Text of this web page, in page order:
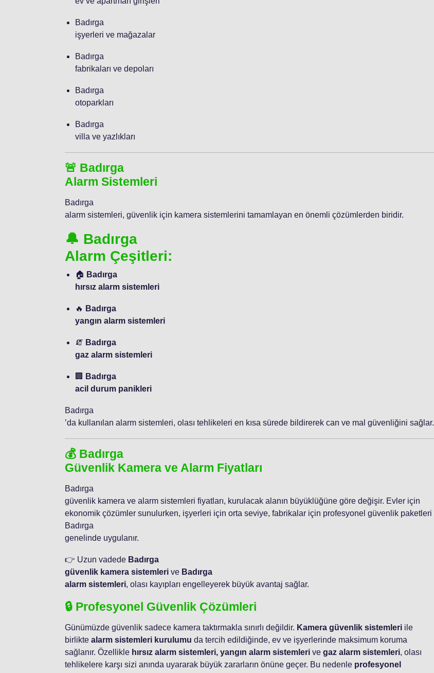
Badırga
işyerleri ve mağazalar
Badırga
fabrikaları ve depoları
Badırga
otoparkları
Badırga
villa ve yazlıkları
🚨 Badırga
Alarm Sistemleri
Badırga
alarm sistemleri, güvenlik için kamera sistemlerini tamamlayan en önemli çözümlerden biridir.
🔔 Badırga
Alarm Çeşitleri:
🏠 Badırga
hırsız alarm sistemleri
🔥 Badırga
yangın alarm sistemleri
🧯 Badırga
gaz alarm sistemleri
🏢
Badırga
acil durum panikleri
Badırga
’da kullanılan alarm sistemleri, olası tehlikeleri en kısa sürede bildirerek can ve mal güvenliğini sağlar.
💰 Badırga
Güvenlik Kamera ve Alarm Fiyatları
Badırga
güvenlik kamera ve alarm sistemleri fiyatları, kurulacak alanın büyüklüğüne göre değişir. Evler için
ekonomik çözümler sunulurken, işyerleri için orta seviye, fabrikalar için profesyonel güvenlik paketleri
Badırga
genelinde uygulanır.
👉 Uzun vadede Badırga
güvenlik kamera sistemleri ve Badırga
alarm sistemleri, olası kayıpları engelleyerek büyük avantaj sağlar.
🔒 Profesyonel Güvenlik Çözümleri
Günümüzde güvenlik sadece kamera taktırmakla sınırlı değildir. Kamera güvenlik sistemleri ile
birlikte alarm sistemleri kurulumu da tercih edildiğinde, ev ve işyerlerinde maksimum koruma
sağlanır. Özellikle hırsız alarm sistemleri, yangın alarm sistemleri ve gaz alarm sistemleri, olası
tehlikelere karşı sizi anında uyararak büyük zararların önüne geçer. Bu nedenle profesyonel